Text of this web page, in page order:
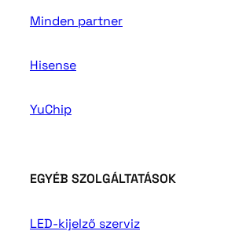
Minden partner
Hisense
YuChip
EGYÉB SZOLGÁLTATÁSOK
LED-kijelző szerviz